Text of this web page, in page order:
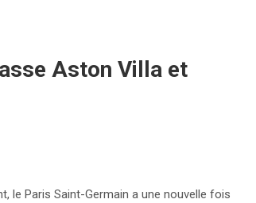
Aston Villa et
le Paris Saint-Germain a une nouvelle fois